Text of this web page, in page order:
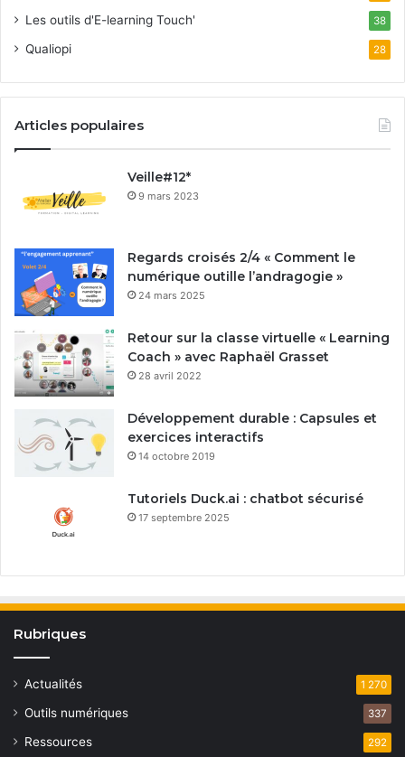
Les outils d'E-learning Touch' 38
Qualiopi 28
Articles populaires
Veille#12*
9 mars 2023
Regards croisés 2/4 « Comment le
numérique outille l’andragogie »
24 mars 2025
Retour sur la classe virtuelle « Learning
Coach » avec Raphaël Grasset
28 avril 2022
Développement durable : Capsules et
exercices interactifs
14 octobre 2019
Tutoriels Duck.ai : chatbot sécurisé
17 septembre 2025
Rubriques
Actualités 1 270
Outils numériques 337
Ressources 292